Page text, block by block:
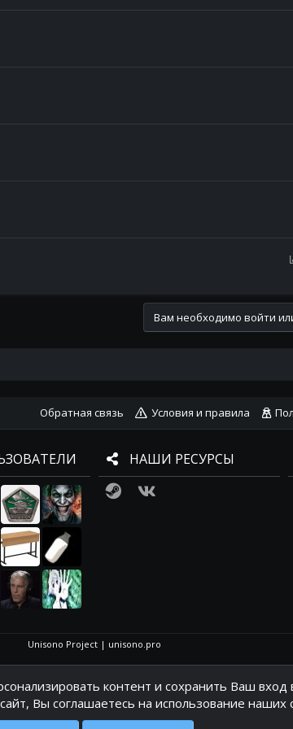
Вам необходимо войти
Обратная связь Условия и правила
НАШИ РЕСУРСЫ
Steam
Unisono Project | unisono.pro
контент и сохранить Ваш вход
Вы соглашаетесь на использование наших